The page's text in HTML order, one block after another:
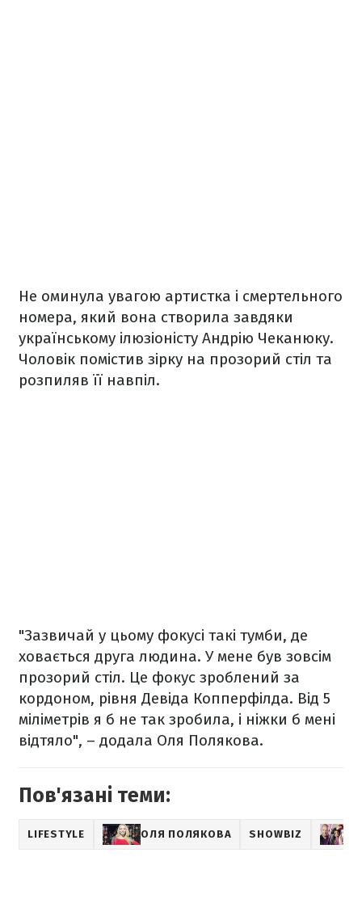
Не оминула увагою артистка і смертельного
номера, який вона створила завдяки
українському ілюзіоністу Андрію Чеканюку.
Чоловік помістив зірку на прозорий стіл та
розпиляв її навпіл.
"Зазвичай у цьому фокусі такі тумби, де
ховається друга людина. У мене був зовсім
прозорий стіл. Це фокус зроблений за
кордоном, рівня Девіда Копперфілда. Від 5
міліметрів я б не так зробила, і ніжки б мені
відтяло", – додала Оля Полякова.
Пов'язані теми:
LIFESTYLE ОЛЯ ПОЛЯКОВА SHOWBIZ